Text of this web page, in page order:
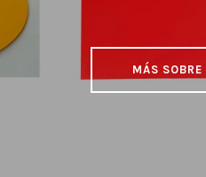
MÁS SOBRE